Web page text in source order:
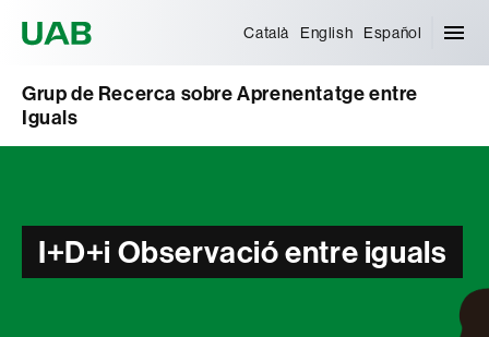
Català English Español
Grup de Recerca sobre Aprenentatge entre
Iguals
I+D+i Observació entre iguals